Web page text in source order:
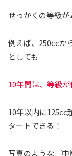
せっかくの等級が
例えば、250ccか
としても
10年間は、等級が
10年以内に125cc
タートできる！
写真のような『